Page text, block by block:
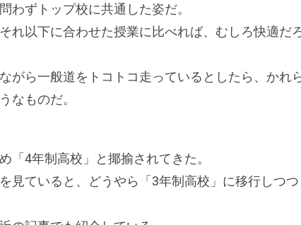
ずトップ校に共通した姿だ。
れ以下に合わせた授業に比べれば、むしろ快適だ
がら一般道をトコトコ走っているとしたら、かれ
なものだ。
4年制高校」と揶揄されてきた。
見ていると、どうやら「3年制高校」に移行しつつ